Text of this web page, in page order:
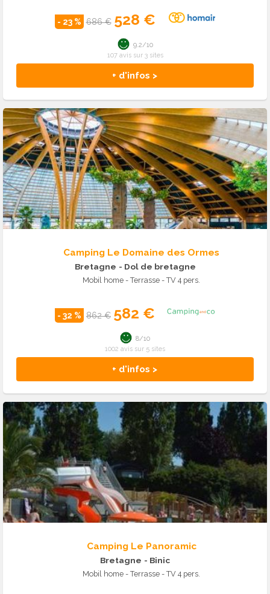
- 23 % 686 € 528 €
+ d'infos >
9.2/10
107 avis sur 3 sites
Camping Le Domaine des Ormes
Bretagne - Dol de bretagne
Mobil home - Terrasse - TV 4 pers.
- 32 % 862 € 582 €
+ d'infos >
8/10
1002 avis sur 5 sites
Camping Le Panoramic
Bretagne - Binic
Mobil home - Terrasse - TV 4 pers.